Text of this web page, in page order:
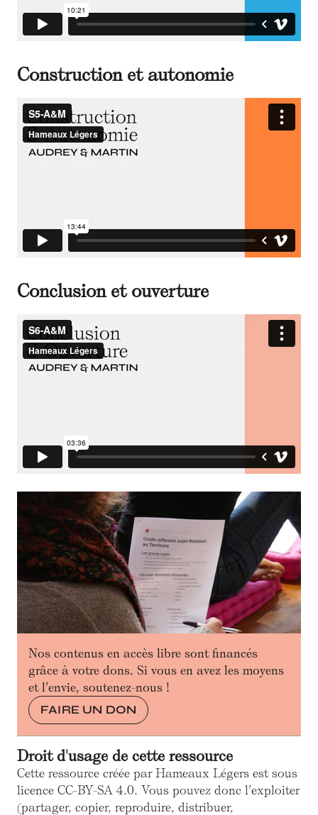
Construction et autonomie
Conclusion et ouverture
Nos contenus en accès libre sont financés
grâce à votre dons. Si vous en avez les moyens
et l’envie, soutenez-nous !
FAIRE UN DON
Droit d'usage de cette ressource
Cette ressource créée par Hameaux Légers est sous
licence CC-BY-SA 4.0. Vous pouvez donc l’exploiter
(partager, copier, reproduire, distribuer,